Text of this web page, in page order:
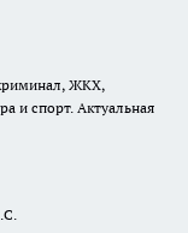
ЖКХ,
и спорт. Актуальная